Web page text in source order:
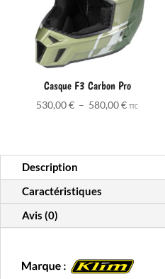
Casque F3 Carbon Pro
530,00€ – 580,00€Plage
580,00 €
TTC
Description
Caractéristiques
Avis (0)